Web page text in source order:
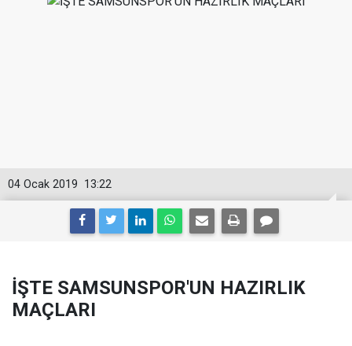
13:22
04 Ocak 2019
İŞTE SAMSUNSPOR'UN HAZIRLIK
MAÇLARI